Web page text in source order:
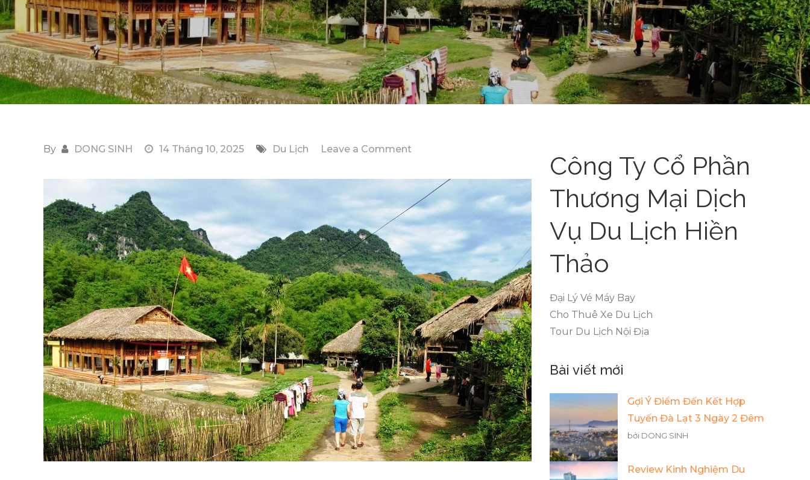
By DONG SINH 14 Tháng 10, 2025 Du Lịch Leave a Comment
Du
Lịch
Mai
2
Ngày
1
Đêm
Nên
Kết
Hợp
Với
Địa
Điểm
Nào?
Công Ty Cổ Phần
Thương Mại Dịch
Vụ Du Lịch Hiền
Thảo
Đại Lý Vé Máy Bay
Cho Thuê Xe Du Lịch
Tour Du Lịch Nội Địa
Bài viết mới
Gợi Ý Điểm Đến Kết Hợp
Tuyến Đà Lạt 3 Ngày 2 Đêm
bởi DONG SINH
Review Kinh Nghiệm Du